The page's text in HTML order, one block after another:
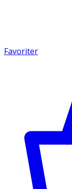
Favoriter